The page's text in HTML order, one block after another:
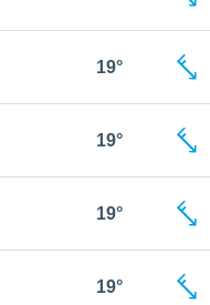
19°
19°
19°
19°